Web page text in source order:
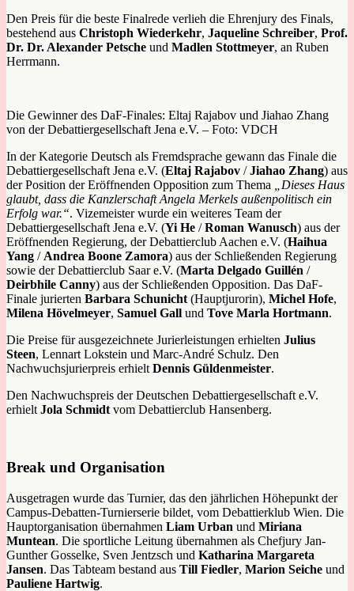
Den Preis für die beste Finalrede verlieh die Ehrenjury des Finals,
bestehend aus Christoph Wiederkehr, Jaqueline Schreiber, Prof.
Dr. Dr. Alexander Petsche und Madlen Stottmeyer, an Ruben
Herrmann.
Die Gewinner des DaF-Finales: Eltaj Rajabov und Jiahao Zhang
von der Debattiergesellschaft Jena e.V. – Foto: VDCH
In der Kategorie Deutsch als Fremdsprache gewann das Finale die
Debattiergesellschaft Jena e.V. (Eltaj Rajabov /Jiahao Zhang) aus
der Position der Eröffnenden Opposition zum Thema
„Dieses Haus
glaubt, dass die Kanzlerschaft Angela Merkels außenpolitisch ein
Erfolg war.“. Vizemeister wurde ein weiteres Team der
Debattiergesellschaft Jena e.V. (Yi He /Roman Wanusch) aus der
Eröffnenden Regierung, der Debattierclub Aachen e.V. (Haihua
Yang / Andrea Boone Zamora) aus der Schließenden Regierung
sowie der Debattierclub Saar e.V. (Marta Delgado Guillén /
Deirbhile Canny) aus der Schließenden Opposition. Das DaF-
Finale jurierten Barbara Schunicht (Hauptjurorin), Michel Hofe,
Milena Hövelmeyer, Samuel Gall und Tove Marla Hortmann.
Die Preise für ausgezeichnete Jurierleistungen erhielten Julius
Steen, Lennart Lokstein und Marc-André Schulz. Den
Nachwuchsjurierpreis erhielt Dennis Güldenmeister.
Den Nachwuchspreis der Deutschen Debattiergesellschaft e.V.
erhielt Jola Schmidt vom Debattierclub Hansenberg.
Break und Organisation
Ausgetragen wurde das Turnier, das den jährlichen Höhepunkt der
Campus-Debatten-Turnierserie bildet, vom Debattierklub Wien. Die
Hauptorganisation übernahmen Liam Urban und Miriana
Muntean. Die sportliche Leitung übernahmen als Chefjury Jan-
Gunther Gosselke, Sven Jentzsch und Katharina Margareta
Jansen. Das Tabteam bestand aus Till Fiedler, Marion Seiche und
Pauliene Hartwig.